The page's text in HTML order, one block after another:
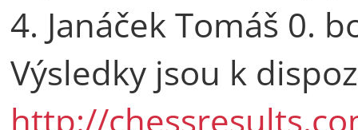
4. Janáček Tomáš 0.
Výsledky jsou k
http://